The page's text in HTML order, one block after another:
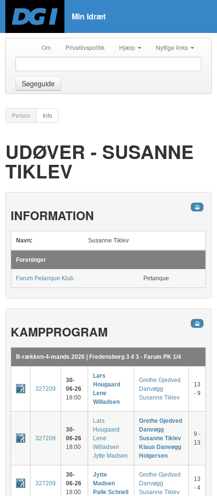
Min Idræt
Om Privatlivspolitik Hjælp Nyttige links
Søgeguide
Person Info
UDØVER - SUSANNE
TIKLEV
INFORMATION
Navn: Susanne Tiklev
Foreninger
Farum Petanque Klub Petanque
KAMPPROGRAM
B-rækken-4-mands 2026 | Fredensborg 3 4 3 - Farum PK 1/4
327209
30-
06-26
18:00
Lars
Hougaard
Lene
Willadsen
Grethe Gjedved
Danvøgg
Susanne Tiklev
13
- 9
327209
30-
06-26
18:00
Lars
Hougaard
Lene
Willadsen
Jytte Madsen
Grethe Gjedved
Danvøgg
Susanne Tiklev
Klaus Danvøgg
Holgersen
9 -
13
327209
30-
06-26
18:00
Jytte
Madsen
Palle Schnell
Grethe Gjedved
Danvøgg
Susanne Tiklev
13
- 4